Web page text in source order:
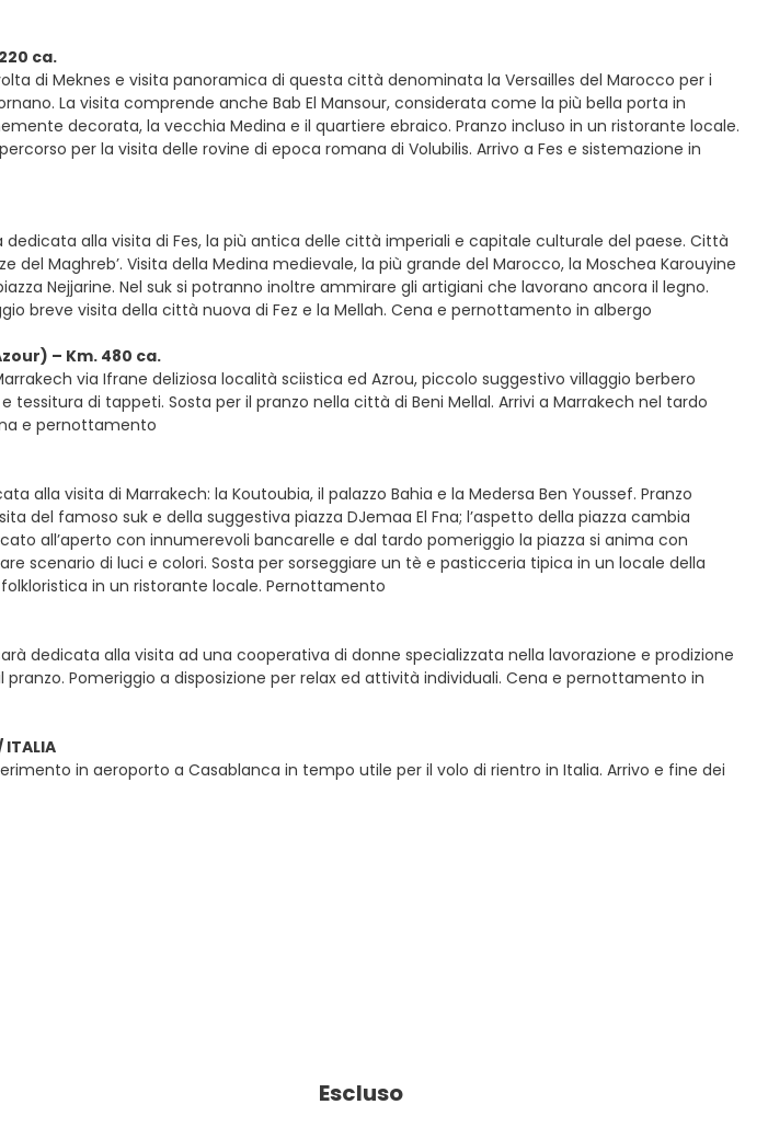
ca.
di Meknes e visita panoramica di questa città denominata la Versailles del Marocco per i
La visita comprende anche Bab El Mansour, considerata come la più bella porta in
decorata, la vecchia Medina e il quartiere ebraico. Pranzo incluso in un ristorante locale.
per la visita delle rovine di epoca romana di Volubilis. Arrivo a Fes e sistemazione in
alla visita di Fes, la più antica delle città imperiali e capitale culturale del paese. Città
del Maghreb’. Visita della Medina medievale, la più grande del Marocco, la Moschea Karouyine
Nejjarine. Nel suk si potranno inoltre ammirare gli artigiani che lavorano ancora il legno.
breve visita della città nuova di Fez e la Mellah. Cena e pernottamento in albergo
– Km. 480 ca.
via Ifrane deliziosa località sciistica ed Azrou, piccolo suggestivo villaggio berbero
tessitura di tappeti. Sosta per il pranzo nella città di Beni Mellal. Arrivi a Marrakech nel tardo
e pernottamento
alla visita di Marrakech: la Koutoubia, il palazzo Bahia e la Medersa Ben Youssef. Pranzo
del famoso suk e della suggestiva piazza DJemaa El Fna; l’aspetto della piazza cambia
all’aperto con innumerevoli bancarelle e dal tardo pomeriggio la piazza si anima con
scenario di luci e colori. Sosta per sorseggiare un tè e pasticceria tipica in un locale della
in un ristorante locale. Pernottamento
dedicata alla visita ad una cooperativa di donne specializzata nella lavorazione e prodizione
pranzo. Pomeriggio a disposizione per relax ed attività individuali. Cena e pernottamento in
ITALIA
in aeroporto a Casablanca in tempo utile per il volo di rientro in Italia. Arrivo e fine dei
Escluso